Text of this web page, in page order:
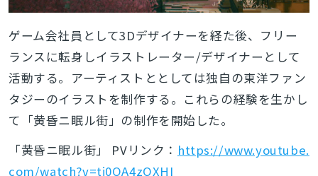
ゲーム会社員として3Dデザイナーを経た後、フリー
ランスに転身しイラストレーター/デザイナーとして
活動する。アーティストととしては独自の東洋ファン
タジーのイラストを制作する。これらの経験を生かし
て「黄昏ニ眠ル街」の制作を開始した。
「黄昏ニ眠ル街」 PVリンク： https://www.youtube.
com/watch?v=tj0QA4zQXHI